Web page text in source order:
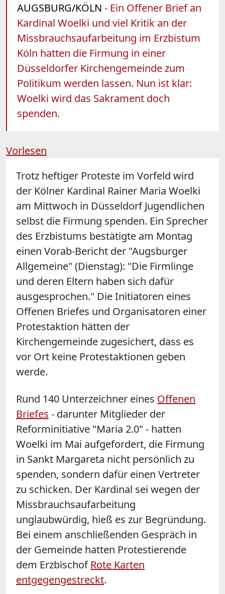
AUGSBURG/KÖLN - Ein Offener Brief an
Kardinal Woelki und viel Kritik an der
Missbrauchsaufarbeitung im Erzbistum
Köln hatten die Firmung in einer
Düsseldorfer Kirchengemeinde zum
Politikum werden lassen. Nun ist klar:
Woelki wird das Sakrament doch
spenden.
Vorlesen
Trotz heftiger Proteste im Vorfeld wird
der Kölner Kardinal Rainer Maria Woelki
am Mittwoch in Düsseldorf Jugendlichen
selbst die Firmung spenden. Ein Sprecher
des Erzbistums bestätigte am Montag
einen Vorab-Bericht der "Augsburger
Allgemeine" (Dienstag): "Die Firmlinge
und deren Eltern haben sich dafür
ausgesprochen." Die Initiatoren eines
Offenen Briefes und Organisatoren einer
Protestaktion hätten der
Kirchengemeinde zugesichert, dass es
vor Ort keine Protestaktionen geben
werde.
Rund 140 Unterzeichner eines Offenen
Briefes - darunter Mitglieder der
Reforminitiative "Maria 2.0" - hatten
Woelki im Mai aufgefordert, die Firmung
in Sankt Margareta nicht persönlich zu
spenden, sondern dafür einen Vertreter
zu schicken. Der Kardinal sei wegen der
Missbrauchsaufarbeitung
unglaubwürdig, hieß es zur Begründung.
Bei einem anschließenden Gespräch in
der Gemeinde hatten Protestierende
dem Erzbischof Rote Karten
entgegengestreckt.